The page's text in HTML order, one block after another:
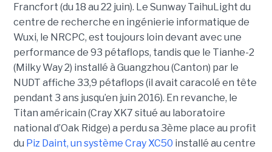
Francfort (du 18 au 22 juin). Le Sunway TaihuLight du
centre de recherche en ingénierie informatique de
Wuxi, le NRCPC, est toujours loin devant avec une
performance de 93 pétaflops, tandis que le Tianhe-2
(Milky Way 2) installé à Guangzhou (Canton) par le
NUDT affiche 33,9 pétaflops (il avait caracolé en tête
pendant 3 ans jusqu’en juin 2016). En revanche, le
Titan américain (Cray XK7 situé au laboratoire
national d’Oak Ridge) a perdu sa 3ème place au profit
du Piz Daint, un système Cray XC50 installé au centre